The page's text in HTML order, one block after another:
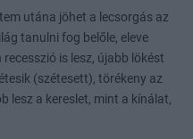
utána jöhet a lecsorgás az
tanulni fog belőle, eleve
is lesz, újabb lökést
(szétesett), törékeny az
lesz a kereslet, mint a kínálat,